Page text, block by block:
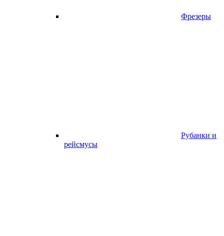
Фрезеры
Рубанки и
рейсмусы